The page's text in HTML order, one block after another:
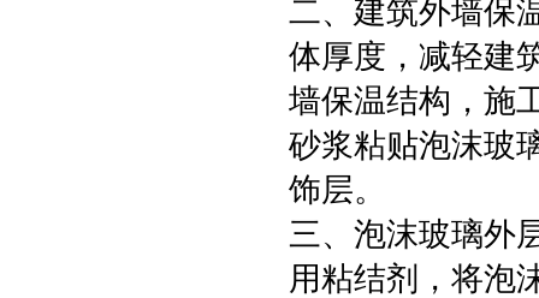
二、建筑外墙保
体厚度，减轻建
墙保温结构，施
砂浆粘贴泡沫玻
饰层。
三、泡沫玻璃外
用粘结剂，将泡